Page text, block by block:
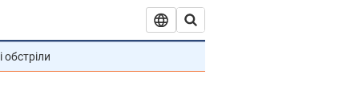
обстріли